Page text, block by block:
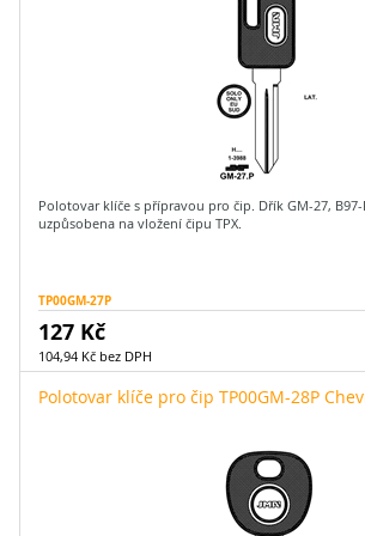
Polotovar klíče s přípravou pro čip. Dřík GM-27, B97-
uzpůsobena na vložení čipu TPX.
TP00GM-27P
127 Kč
104,94 Kč bez DPH
Polotovar klíče pro čip TP00GM-28P